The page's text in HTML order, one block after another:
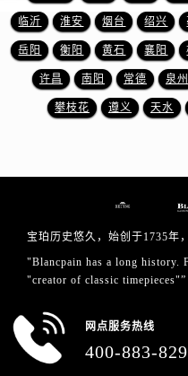
临沂 淮安 烟台 绍兴
岳阳 衡阳 黄石 襄阳
许昌 南阳 常德 泉州
攀枝花 遵义 天水
宝珀历史悠久，始创于1735年
"Blancpain has a long history.
"creator of classic timepieces"”
网点服务热线
400-883-